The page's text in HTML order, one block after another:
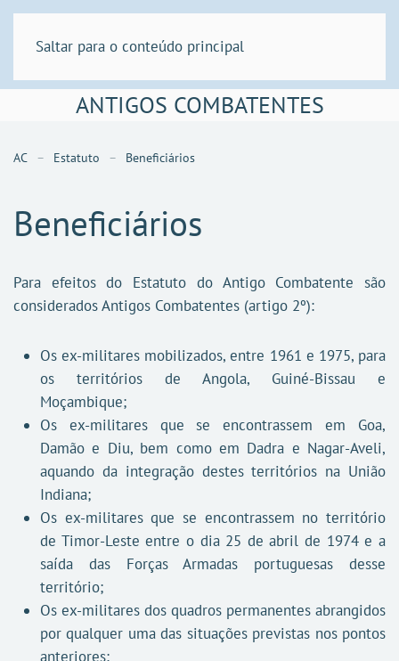
Saltar para o conteúdo principal
ANTIGOS COMBATENTES
AC Estatuto Beneficiários
Beneficiários
​Para efeitos do Estatuto do Antigo Combatente são
considerados Antigos Combatentes (artigo 2º):
Os ex-militares mobilizados, entre 1961 e 1975, para
os territórios de Angola, Guiné-Bissau e
Moçambique;
Os ex-militares que se encontrassem em Goa,
Damão e Diu, bem como em Dadra e Nagar-Aveli,
aquando da integração destes territórios na União
Indiana;
Os ex-militares que se encontrassem no território
de Timor-Leste entre o dia 25 de abril de 1974 e a
saída das Forças Armadas portuguesas desse
território;
Os ex-militares dos quadros permanentes abrangidos
por qualquer uma das situações previstas nos pontos
anteriores;